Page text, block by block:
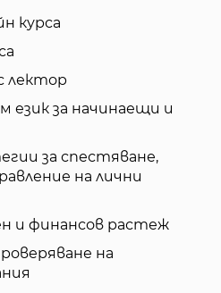
курса
лектор
език за начинаещи и
за спестяване,
на лични
и финансов растеж
на